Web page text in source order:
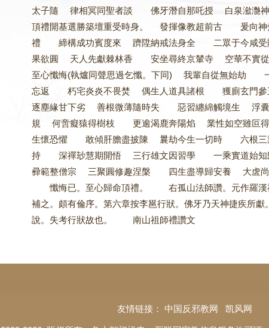
太子隨 律相冥同聖者談 佛牙潛自那吒授 白泉㶑灔
頂禮開基選勝築壇重受時身。 發揮像教超前古 爰向
禮 締構成功賓度來 躋陞納戒法身全 二眾于今咸受
果欲圓 天人先獻棘林香 安坐尋終京輦寺 空華不
至心懺悔(執爐同聲思過乞懺。下同) 我輩自從無始
忘返 朽宅炎炎不畏焚 偶生人道具諸根 獲廁玄門
逐塵緣甘下劣 善根微薄隨時失 惡習纏綿觸境生 浮
規 何啻癡猿得樹枝 更逾渴鹿奔陽焰 業性如空雖
生懷恐懼 敢傾肝膽盡披陳 曩劫今生一切時 六根三
持 深禪玅慧期開悟 三行雄文因習學 一乘實道始
彛範整僧宗 三聚圓修趣涅槃 四生盡導歸安養 大虗
懺悔已。至心歸命頂禮。 右孤山法師讚。元作羅漢禮
補之。頗有倫序。第六章按李邕行狀。佛牙乃天神捷疾所
說。失考行狀故也。 南山祖師禮讚文
友情链接： 中国反邪教网 凯风网